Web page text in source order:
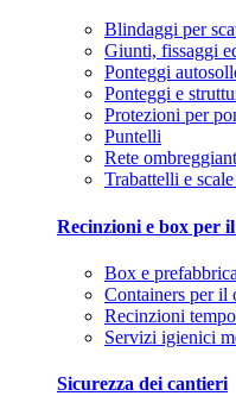
Blindaggi per
Giunti, fissaggi
Ponteggi
Ponteggi e
Protezioni per
Puntelli
Rete
Trabattelli e
Recinzioni e box per
Box e
Containers per il
Recinzioni
Servizi igienici
Sicurezza dei cantieri